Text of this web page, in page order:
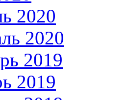
2020
2020
2019
2019